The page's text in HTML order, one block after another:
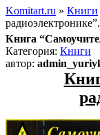
Komitart.ru » Книги
радиоэлектронике”.
Книга
Категория: Книги
автор: